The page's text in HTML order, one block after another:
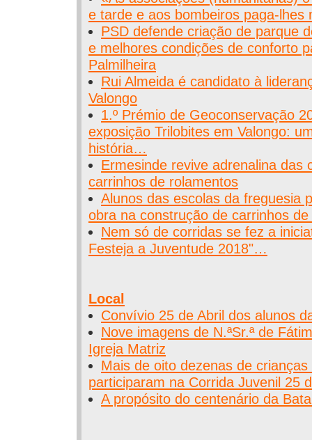
e tarde e aos bombeiros paga-lhes
PSD defende criação de parque
e melhores condições de conforto
Palmilheira
Rui Almeida é candidato à
Valongo
1.º Prémio de Geoconservação
exposição Trilobites em Valongo:
história…
Ermesinde revive adrenalina das
carrinhos de rolamentos
Alunos das escolas da freguesia
obra na construção de carrinhos
Nem só de corridas se fez a
Festeja a Juventude 2018"…
Local
Convívio 25 de Abril dos alunos
Nove imagens de N.ªSr.ª de
Igreja Matriz
Mais de oito dezenas de
participaram na Corrida Juvenil 25
A propósito do centenário da